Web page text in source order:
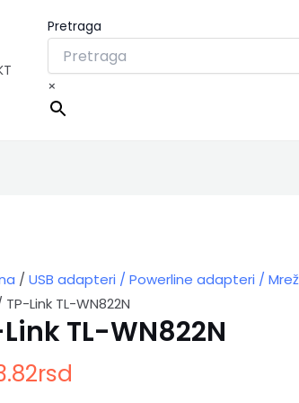
Pretraga
×
/ USB adapteri / Powerline adapteri /
TP-Link TL-WN822N
TL-WN822N
rsd